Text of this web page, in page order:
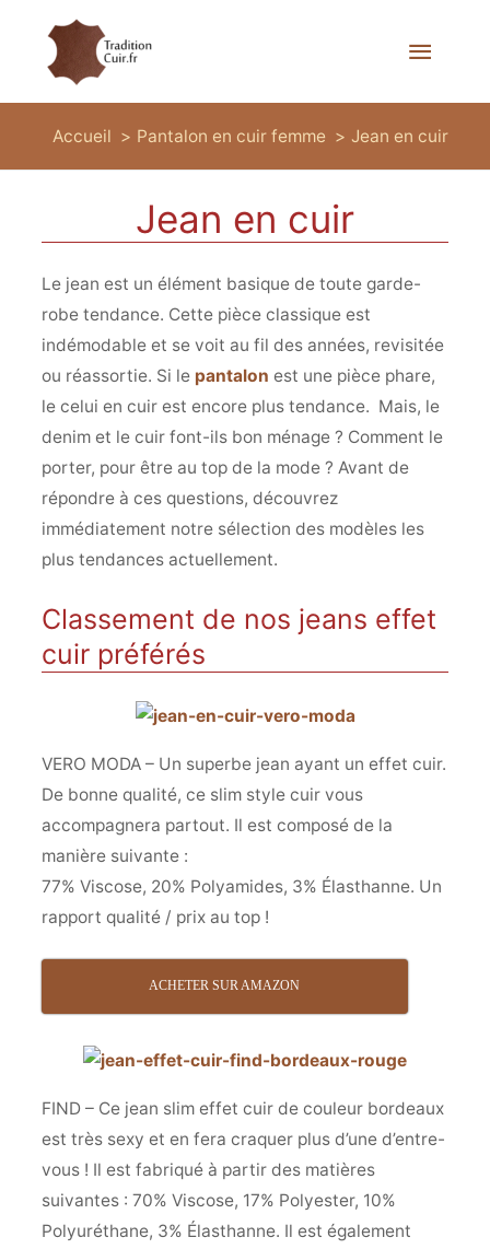
Menu
Accueil Pantalon en cuir femme Jean en cuir
Jean en cuir
Le jean est un élément basique de toute garde-
robe tendance. Cette pièce classique est
indémodable et se voit au fil des années, revisitée
ou réassortie. Si le pantalon est une pièce phare,
le celui en cuir est encore plus tendance. Mais, le
denim et le cuir font-ils bon ménage ? Comment le
porter, pour être au top de la mode ? Avant de
répondre à ces questions, découvrez
immédiatement notre sélection des modèles les
plus tendances actuellement.
Classement de nos jeans effet
cuir préférés
VERO MODA – Un superbe jean ayant un effet cuir.
De bonne qualité, ce slim style cuir vous
accompagnera partout. Il est composé de la
manière suivante :
77% Viscose, 20% Polyamides, 3% Élasthanne. Un
rapport qualité / prix au top !
ACHETER SUR AMAZON
FIND – Ce jean slim effet cuir de couleur bordeaux
est très sexy et en fera craquer plus d’une d’entre-
vous ! Il est fabriqué à partir des matières
suivantes : 70% Viscose, 17% Polyester, 10%
Polyuréthane, 3% Élasthanne. Il est également